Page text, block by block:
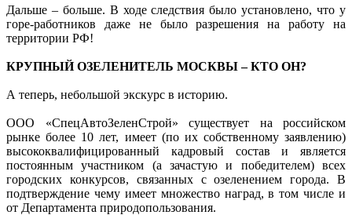
Дальше – больше. В ходе следствия было установлено, что у
горе-работников даже не было разрешения на работу на
территории РФ!
КРУПНЫЙ ОЗЕЛЕНИТЕЛЬ МОСКВЫ – КТО ОН?
А теперь, небольшой экскурс в историю.
ООО «СпецАвтоЗеленСтрой» существует на российском
рынке более 10 лет, имеет (по их собственному заявлению)
высококвалифицированный кадровый состав и является
постоянным участником (а зачастую и победителем) всех
городских конкурсов, связанных с озеленением города. В
подтверждение чему имеет множество наград, в том числе и
от Департамента природопользования.